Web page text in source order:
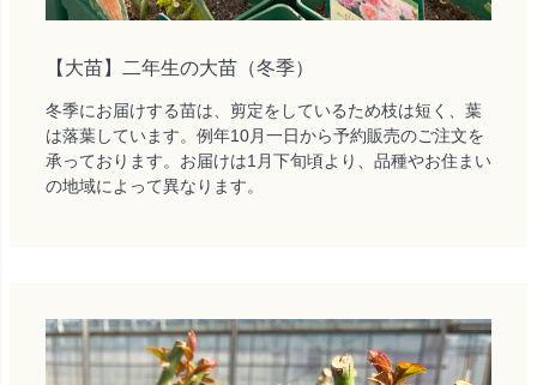
【大苗】二年生の大苗（冬季）
冬季にお届けする苗は、剪定をしているため枝は短く、葉
は落葉しています。例年10月一日から予約販売のご注文を
承っております。お届けは1月下旬頃より、品種やお住まい
の地域によって異なります。